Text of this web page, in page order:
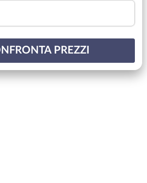
PREZZI